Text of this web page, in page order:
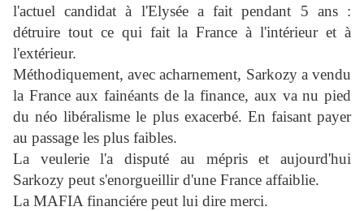
l'actuel candidat à l'Elysée a fait pendant 5 ans :
détruire tout ce qui fait la France à l'intérieur et à
l'extérieur.
Méthodiquement, avec acharnement, Sarkozy a vendu
la France aux fainéants de la finance, aux va nu pied
du néo libéralisme le plus exacerbé. En faisant payer
au passage les plus faibles.
La veulerie l'a disputé au mépris et aujourd'hui
Sarkozy peut s'enorgueillir d'une France affaiblie.
La MAFIA financiére peut lui dire merci.